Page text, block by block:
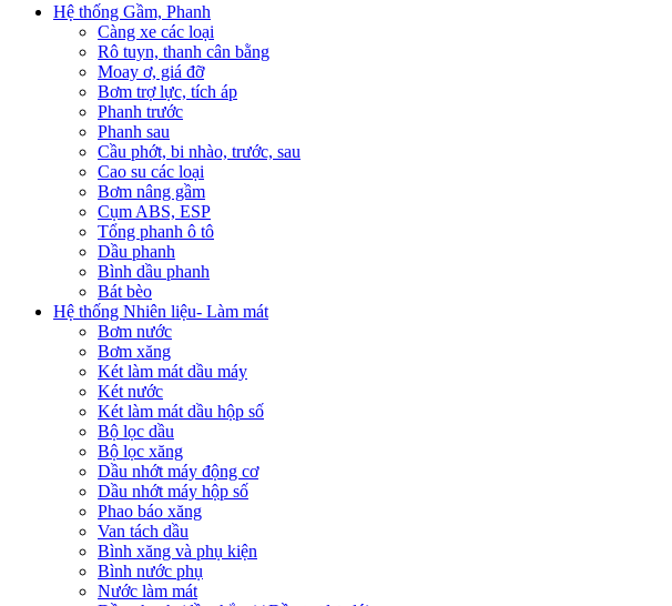
Hệ thống Gầm, Phanh
Càng xe các loại
Rô tuyn, thanh cân bằng
Moay ơ, giá đỡ
Bơm trợ lực, tích áp
Phanh trước
Phanh sau
Cầu phớt, bi nhào, trước, sau
Cao su các loại
Bơm nâng gầm
Cụm ABS, ESP
Tổng phanh ô tô
Dầu phanh
Bình dầu phanh
Bát bèo
Hệ thống Nhiên liệu- Làm mát
Bơm nước
Bơm xăng
Két làm mát dầu máy
Két nước
Két làm mát dầu hộp số
Bộ lọc dầu
Bộ lọc xăng
Dầu nhớt máy động cơ
Dầu nhớt máy hộp số
Phao báo xăng
Van tách dầu
Bình xăng và phụ kiện
Bình nước phụ
Nước làm mát